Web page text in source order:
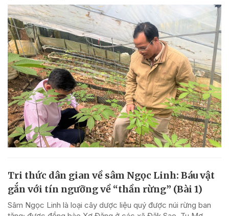
Tri thức dân gian về sâm Ngọc Linh: Báu vật
gắn với tín ngưỡng về “thần rừng” (Bài 1)
Sâm Ngọc Linh là loại cây dược liệu quý được núi rừng ban